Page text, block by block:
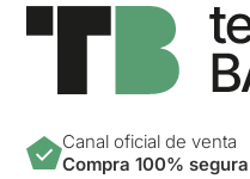
Canal oficial de venta
Compra 100% segura